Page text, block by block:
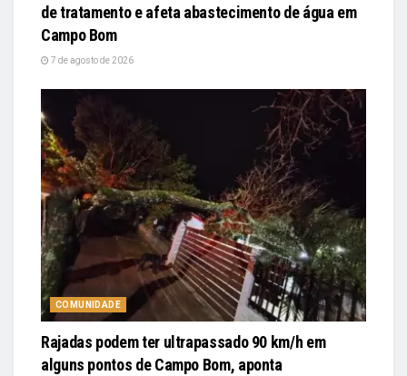
de tratamento e afeta abastecimento de água em
Campo Bom
7 de agosto de 2026
COMUNIDADE
Rajadas podem ter ultrapassado 90 km/h em
alguns pontos de Campo Bom, aponta